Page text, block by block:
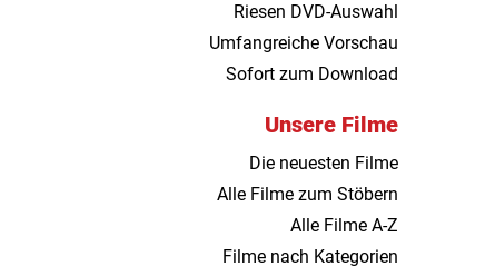
Riesen DVD-Auswahl
Umfangreiche Vorschau
Sofort zum Download
Unsere Filme
Die neuesten Filme
Alle Filme zum Stöbern
Alle Filme A-Z
Filme nach Kategorien